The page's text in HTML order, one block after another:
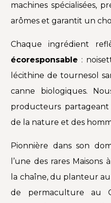
machines spécialisées,
arômes et garantit un
Chaque ingrédient
écoresponsable :
lécithine de tournesol
canne biologiques.
producteurs
de la nature et des
Pionnière dans son
l’une des rares Maisons
la chaîne, du planteur
de permaculture au